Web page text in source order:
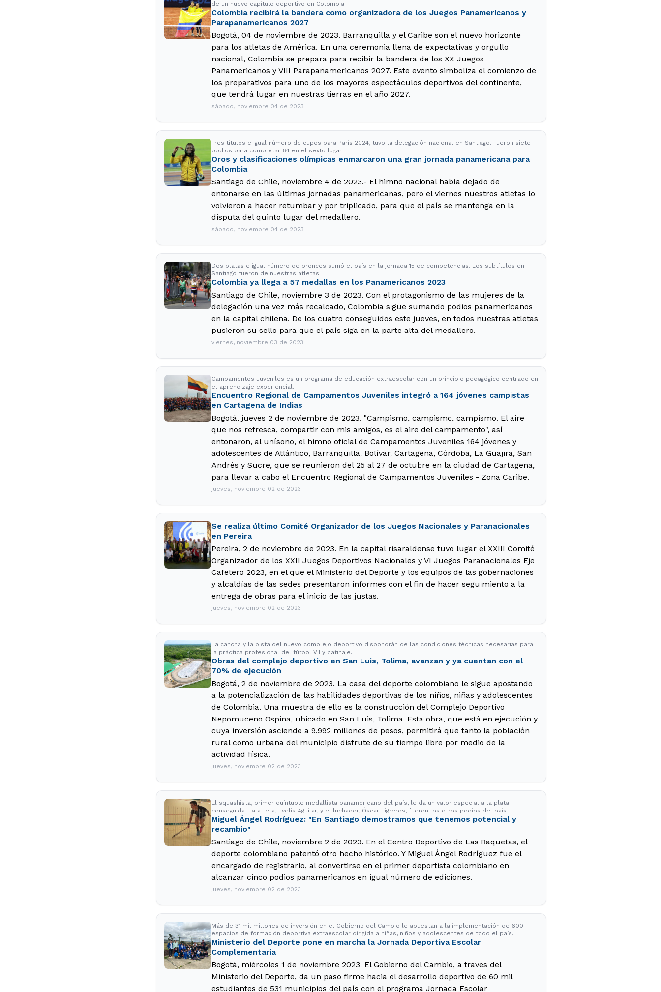
de un nuevo capítulo deportivo en Colombia.
Colombia recibirá la bandera como organizadora de los Juegos Panamericanos y
Parapanamericanos 2027
Bogotá, 04 de noviembre de 2023. Barranquilla y el Caribe son el nuevo horizonte
para los atletas de América. En una ceremonia llena de expectativas y orgullo
nacional, Colombia se prepara para recibir la bandera de los XX Juegos
Panamericanos y VIII Parapanamericanos 2027. Este evento simboliza el comienzo de
los preparativos para uno de los mayores espectáculos deportivos del continente,
que tendrá lugar en nuestras tierras en el año 2027.
sábado, noviembre 04 de 2023
Tres títulos e igual número de cupos para París 2024, tuvo la delegación nacional en Santiago. Fueron siete
podios para completar 64 en el sexto lugar.
Oros y clasificaciones olímpicas enmarcaron una gran jornada panamericana para
Colombia
Santiago de Chile, noviembre 4 de 2023.- El himno nacional había dejado de
entonarse en las últimas jornadas panamericanas, pero el viernes nuestros atletas lo
volvieron a hacer retumbar y por triplicado, para que el país se mantenga en la
disputa del quinto lugar del medallero.
sábado, noviembre 04 de 2023
Dos platas e igual número de bronces sumó el país en la jornada 15 de competencias. Los subtítulos en
Santiago fueron de nuestras atletas.
Colombia ya llega a 57 medallas en los Panamericanos 2023
Santiago de Chile, noviembre 3 de 2023. Con el protagonismo de las mujeres de la
delegación una vez más recalcado, Colombia sigue sumando podios panamericanos
en la capital chilena. De los cuatro conseguidos este jueves, en todos nuestras atletas
pusieron su sello para que el país siga en la parte alta del medallero.
viernes, noviembre 03 de 2023
Campamentos Juveniles es un programa de educación extraescolar con un principio pedagógico centrado en
el aprendizaje experiencial.
Encuentro Regional de Campamentos Juveniles integró a 164 jóvenes campistas
en Cartagena de Indias
Bogotá, jueves 2 de noviembre de 2023. "Campismo, campismo, campismo. El aire
que nos refresca, compartir con mis amigos, es el aire del campamento", así
entonaron, al unísono, el himno oficial de Campamentos Juveniles 164 jóvenes y
adolescentes de Atlántico, Barranquilla, Bolívar, Cartagena, Córdoba, La Guajira, San
Andrés y Sucre, que se reunieron del 25 al 27 de octubre en la ciudad de Cartagena,
para llevar a cabo el Encuentro Regional de Campamentos Juveniles - Zona Caribe.
jueves, noviembre 02 de 2023
Se realiza último Comité Organizador de los Juegos Nacionales y Paranacionales
en Pereira
Pereira, 2 de noviembre de 2023. En la capital risaraldense tuvo lugar el XXIII Comité
Organizador de los XXII Juegos Deportivos Nacionales y VI Juegos Paranacionales Eje
Cafetero 2023, en el que el Ministerio del Deporte y los equipos de las gobernaciones
y alcaldías de las sedes presentaron informes con el fin de hacer seguimiento a la
entrega de obras para el inicio de las justas.
jueves, noviembre 02 de 2023
La cancha y la pista del nuevo complejo deportivo dispondrán de las condiciones técnicas necesarias para
la práctica profesional del fútbol VII y patinaje.
Obras del complejo deportivo en San Luis, Tolima, avanzan y ya cuentan con el
70% de ejecución
Bogotá, 2 de noviembre de 2023. La casa del deporte colombiano le sigue apostando
a la potencialización de las habilidades deportivas de los niños, niñas y adolescentes
de Colombia. Una muestra de ello es la construcción del Complejo Deportivo
Nepomuceno Ospina, ubicado en San Luis, Tolima. Esta obra, que está en ejecución y
cuya inversión asciende a 9.992 millones de pesos, permitirá que tanto la población
rural como urbana del municipio disfrute de su tiempo libre por medio de la
actividad física.
jueves, noviembre 02 de 2023
El squashista, primer quíntuple medallista panamericano del país, le da un valor especial a la plata
conseguida. La atleta, Evelis Aguilar, y el luchador, Óscar Tigreros, fueron los otros podios del país.
Miguel Ángel Rodríguez: "En Santiago demostramos que tenemos potencial y
recambio"
Santiago de Chile, noviembre 2 de 2023. En el Centro Deportivo de Las Raquetas, el
deporte colombiano patentó otro hecho histórico. Y Miguel Ángel Rodríguez fue el
encargado de registrarlo, al convertirse en el primer deportista colombiano en
alcanzar cinco podios panamericanos en igual número de ediciones.
jueves, noviembre 02 de 2023
Más de 31 mil millones de inversión en el Gobierno del Cambio le apuestan a la implementación de 600
espacios de formación deportiva extraescolar dirigida a niñas, niños y adolescentes de todo el país.
Ministerio del Deporte pone en marcha la Jornada Deportiva Escolar
Complementaria
Bogotá, miércoles 1 de noviembre 2023. El Gobierno del Cambio, a través del
Ministerio del Deporte, da un paso firme hacia el desarrollo deportivo de 60 mil
estudiantes de 531 municipios del país con el programa Jornada Escolar